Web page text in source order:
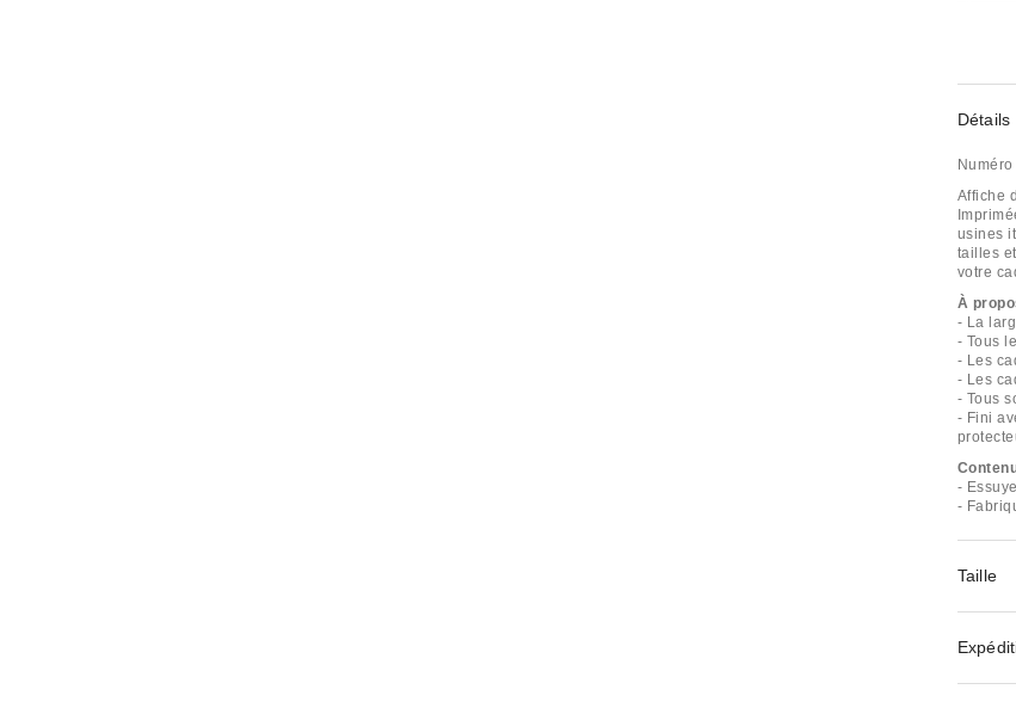
Détails
Affiche
usines
tailles
votre
À
- La
- Tous
- Les
- Les
- Tous
- Fini
-
-
Taille